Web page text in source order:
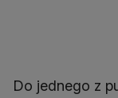
Do jednego z